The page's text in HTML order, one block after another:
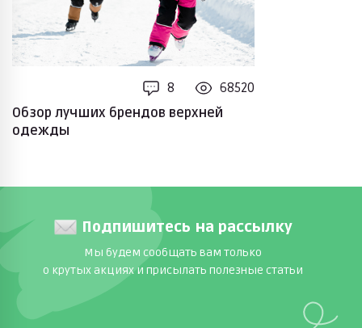
8
68520
Обзор лучших брендов верхней
одежды
Подпишитесь на рассылку
Мы будем сообщать вам только
о крутых акциях и присылать полезные статьи